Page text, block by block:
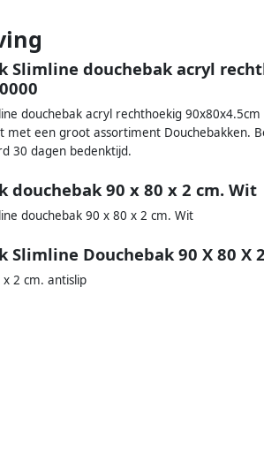
Slimline douchebak acryl
douchebak acryl rechthoekig
met een groot assortiment Douchebakken.
30 dagen bedenktijd.
douchebak 90 x 80 x 2 cm. Wit
douchebak 90 x 80 x 2 cm. Wit
Slimline Douchebak 90 X 80 X
2 cm. antislip